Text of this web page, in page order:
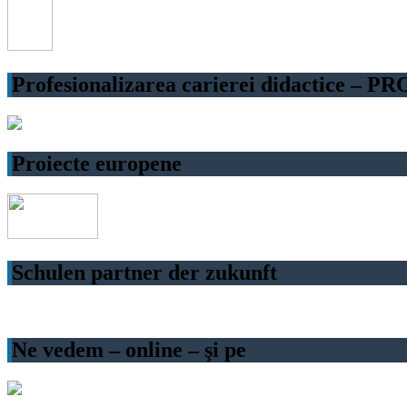
Profesionalizarea carierei didactice –
Proiecte europene
Schulen partner der zukunft
Ne vedem – online – şi pe